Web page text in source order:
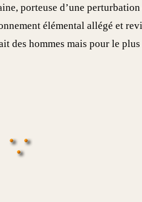
porteuse d’une perturbation
élémental allégé et
des hommes mais pour le